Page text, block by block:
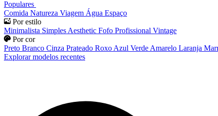
Populares
Comida Natureza Viagem Água Espaço
Por estilo
Minimalista Simples Aesthetic Fofo Profissional Vintage
Por cor
Preto Branco Cinza Prateado Roxo Azul Verde Amarelo Laranja
Explorar modelos recentes